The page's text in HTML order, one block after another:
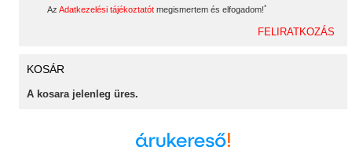
Az Adatkezelési tájékoztatót megismertem és elfogadom!*
KOSÁR
A kosara jelenleg üres.